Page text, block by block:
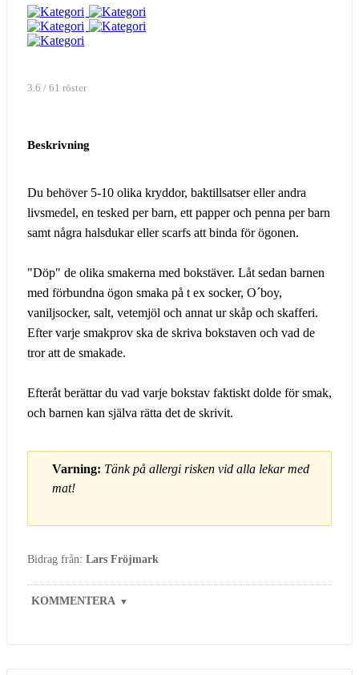
3.6 / 61 röster
Beskrivning
Du behöver 5-10 olika kryddor, baktillsatser eller andra
livsmedel, en tesked per barn, ett papper och penna per barn
samt några halsdukar eller scarfs att binda för ögonen.
"Döp" de olika smakerna med bokstäver. Låt sedan barnen
med förbundna ögon smaka på t ex socker, O´boy,
vaniljsocker, salt, vetemjöl och annat ur skåp och skafferi.
Efter varje smakprov ska de skriva bokstaven och vad de
tror att de smakade.
Efteråt berättar du vad varje bokstav faktiskt dolde för smak,
och barnen kan själva rätta det de skrivit.
Varning: Tänk på allergi risken vid alla lekar med
mat!
Bidrag från: Lars Fröjmark
KOMMENTERA ▼